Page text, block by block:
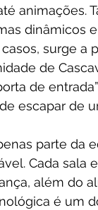
animações.
dinâmicos
surge a
de
de
escapar de
parte da
Cada sala
além do
é um